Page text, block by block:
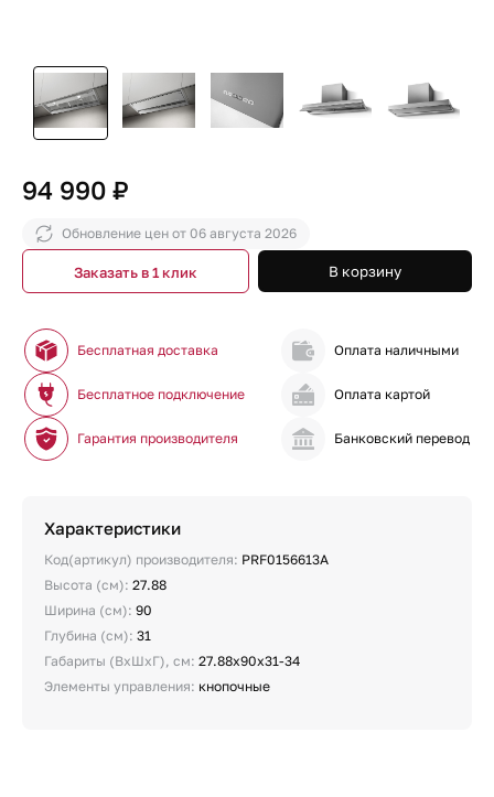
94 990 ₽
Обновление цен от 06 августа 2026
В корзину
Заказать в 1 клик
Бесплатная доставка
Бесплатное подключение
Гарантия производителя
Оплата наличными
Оплата картой
Банковский перевод
Характеристики
Код(артикул) производителя: PRF0156613A
Высота (см): 27.88
Ширина (см): 90
Глубина (см): 31
Габариты (ВхШхГ), см: 27.88х90х31-34
Элементы управления: кнопочные